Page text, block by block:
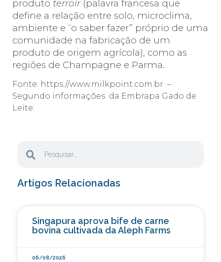
produto terroir(palavra francesa que
define a relação entre solo, microclima,
ambiente e “o saber fazer” próprio de uma
comunidade na fabricação de um
produto de origem agrícola), como as
regiões de Champagne e Parma.
Fonte: https://www.milkpoint.com.br –
Segundo informações da Embrapa Gado de
Leite.
Artigos Relacionadas
Singapura aprova bife de carne
bovina cultivada da Aleph Farms
06/08/2026